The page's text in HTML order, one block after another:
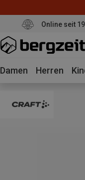
Online seit
Damen Herren